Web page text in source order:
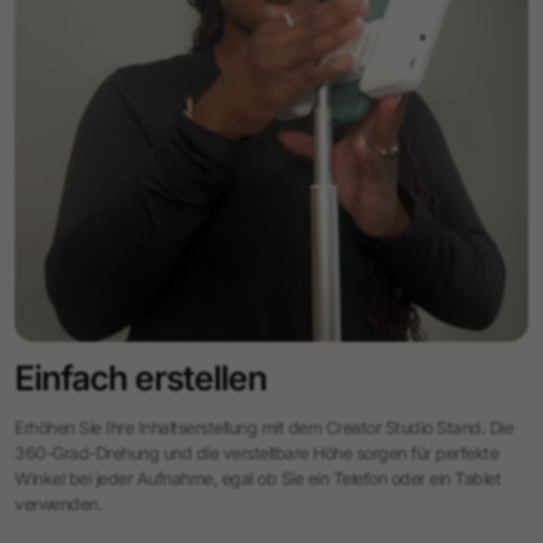
Wie verstellbar ist der Ständer?
Der Ständer kann bis zu 65"" biegen, drehen und strecken, mit
360-Grad-Drehung und 720-Grad-Neigung und
Klammerdrehung.
Ist der Ständer einfach einzurichten und zu verwenden?
Ja, der Ständer ist benutzerfreundlich. Einfach die Schraube
festziehen und die Aluminiumstange auf die gewünschte Höhe
Einfach erstellen
Erhöhen Sie Ihre Inhaltserstellung mit dem Creator Studio Stand. Die
360-Grad-Drehung und die verstellbare Höhe sorgen für perfekte
Winkel bei jeder Aufnahme, egal ob Sie ein Telefon oder ein Tablet
verwenden.